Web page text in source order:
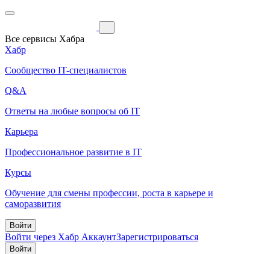
Все сервисы Хабра
Хабр
Сообщество IT-специалистов
Q&A
Ответы на любые вопросы об IT
Карьера
Профессиональное развитие в IT
Курсы
Обучение для смены профессии, роста в карьере и
саморазвития
Войти
Войти через Хабр АккаунтЗарегистрироваться
Войти